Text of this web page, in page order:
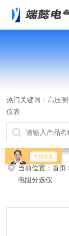
热门关键词： 高压
仪表
当前位置：首页
电阻分选仪